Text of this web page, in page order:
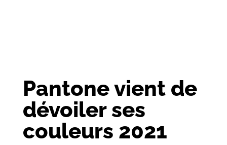
Pantone vient de
dévoiler ses
couleurs 2021